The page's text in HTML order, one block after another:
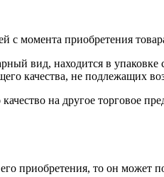
с момента приобретения
вид, находится в
качества, не подлежащих
на другое торговое
приобретения, то он может